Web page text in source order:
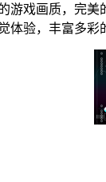
游戏画质，完
验，丰富多彩